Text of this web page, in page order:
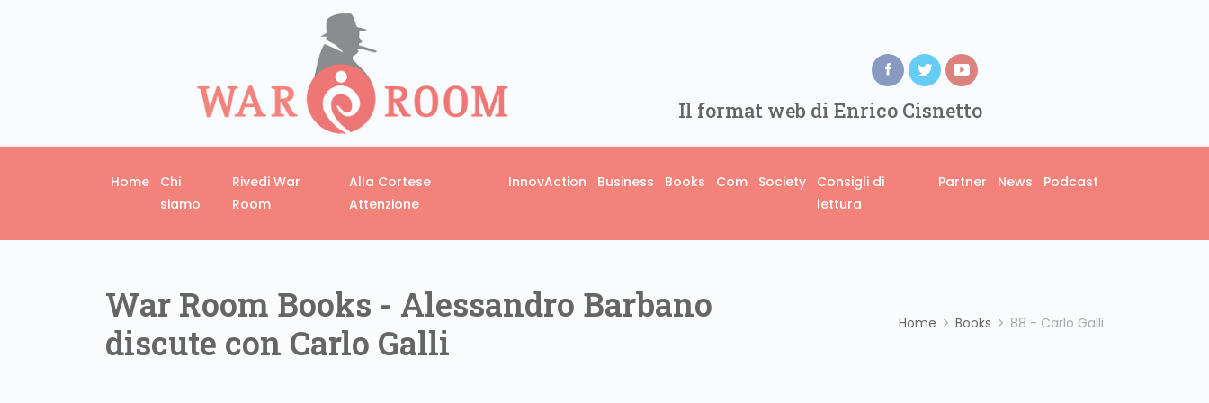
Il format web di Enrico Cisnetto
Home
Chi
siamo
Rivedi War
Room
Alla Cortese
Attenzione
InnovAction Business Books Com Society
Consigli di
lettura
Partner News Podcast
War Room Books - Alessandro Barbano
discute con Carlo Galli
Home Books 88 - Carlo Galli